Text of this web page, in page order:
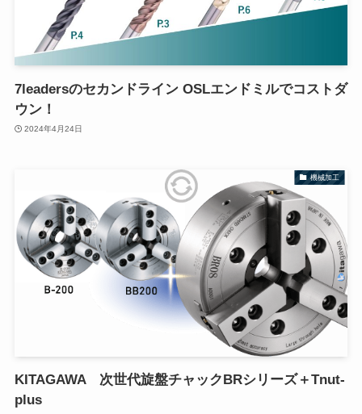
7leadersのセカンドライン OSLエンドミルでコストダ
ウン！
2024年4月24日
機械加工
KITAGAWA 次世代旋盤チャックBRシリーズ＋Tnut-
plus